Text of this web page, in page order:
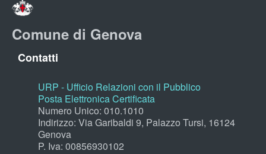
Comune di Genova
Contatti
URP - Ufficio Relazioni con il Pubblico
Posta Elettronica Certificata
Numero Unico: 010.1010
Indirizzo: Via Garibaldi 9, Palazzo Tursi, 16124
Genova
P. Iva: 00856930102